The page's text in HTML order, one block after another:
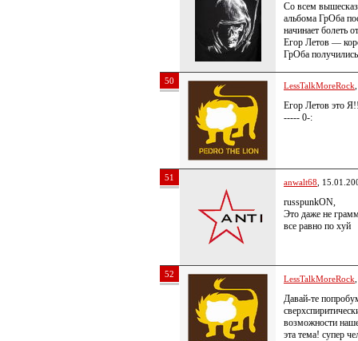
Со всем
альбома ГрОба
начинает болеть
Егор Летов —
ГрОба
50 LessTalkMoreRock
Егор Летов это
----- 0-:
51 anwalt68 ,
russpunkON,
Это даже не
все равно по хуй
52 LessTalkMoreRock
Давай-те
возможности
эта тема! супер